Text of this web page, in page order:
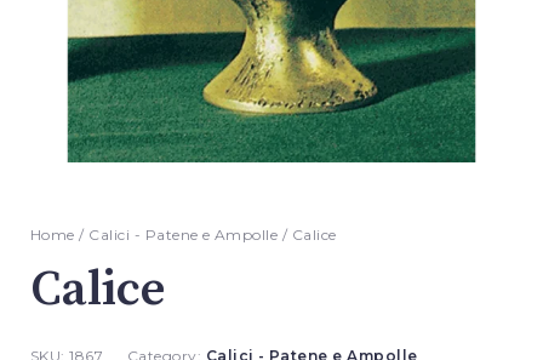
Home / Calici - Patene e Ampolle / Calice
Calice
SKU:1867 Category: Calici - Patene e Ampolle